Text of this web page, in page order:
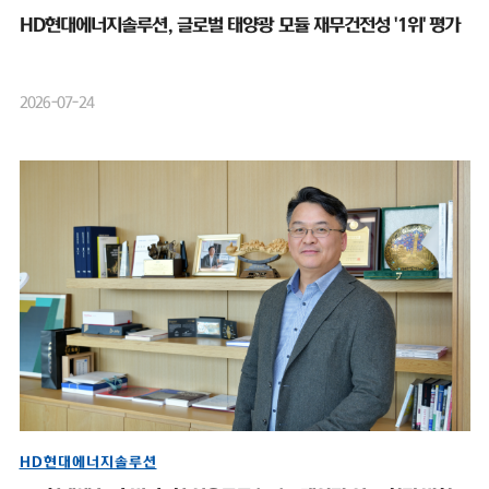
HD현대에너지솔루션, 글로벌 태양광 모듈 재무건전성 '1위' 평가
2026-07-24
HD현대에너지솔루션